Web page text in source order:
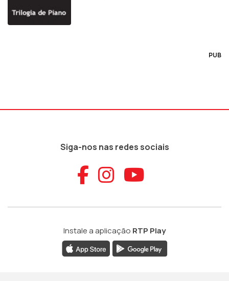
PUB
Siga-nos nas redes sociais
Aceder ao
Aceder ao
Aceder
Instale a aplicação RTP Play